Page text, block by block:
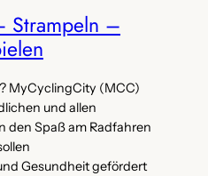
Strampeln –
MyCyclingCity (MCC)
und allen
den Spaß am Radfahren
Gesundheit gefördert